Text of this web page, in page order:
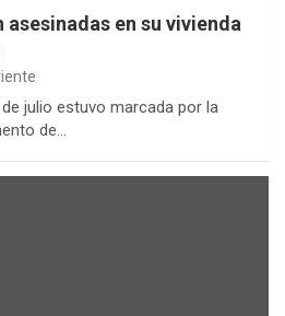
en su vivienda
julio estuvo marcada por la
de…